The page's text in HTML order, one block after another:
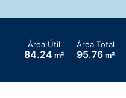
Área Útil
84.24 m²
Área Total
95.76 m²